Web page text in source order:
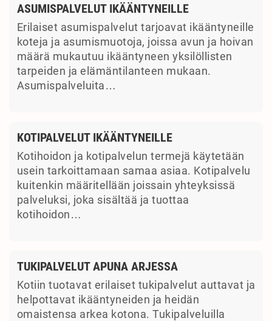
ASUMISPALVELUT IKÄÄNTYNEILLE
Erilaiset asumispalvelut tarjoavat ikääntyneille
koteja ja asumismuotoja, joissa avun ja hoivan
määrä mukautuu ikääntyneen yksilöllisten
tarpeiden ja elämäntilanteen mukaan.
Asumispalveluita…
KOTIPALVELUT IKÄÄNTYNEILLE
Kotihoidon ja kotipalvelun termejä käytetään
usein tarkoittamaan samaa asiaa. Kotipalvelu
kuitenkin määritellään joissain yhteyksissä
palveluksi, joka sisältää ja tuottaa
kotihoidon…
TUKIPALVELUT APUNA ARJESSA
Kotiin tuotavat erilaiset tukipalvelut auttavat ja
helpottavat ikääntyneiden ja heidän
omaistensa arkea kotona. Tukipalveluilla